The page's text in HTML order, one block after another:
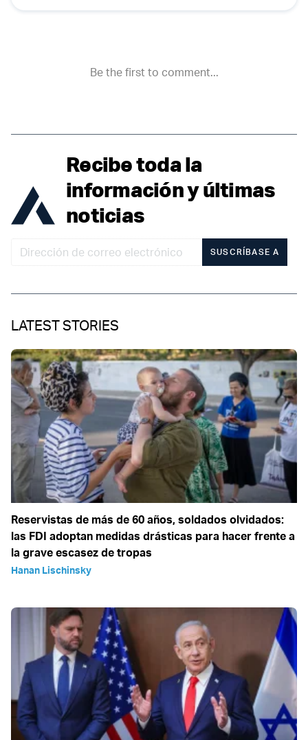
Recibe toda la
información y últimas
noticias
SUSCRÍBASE A
LATEST STORIES
Reservistas de más de 60 años, soldados olvidados:
las FDI adoptan medidas drásticas para hacer frente a
la grave escasez de tropas
Hanan Lischinsky